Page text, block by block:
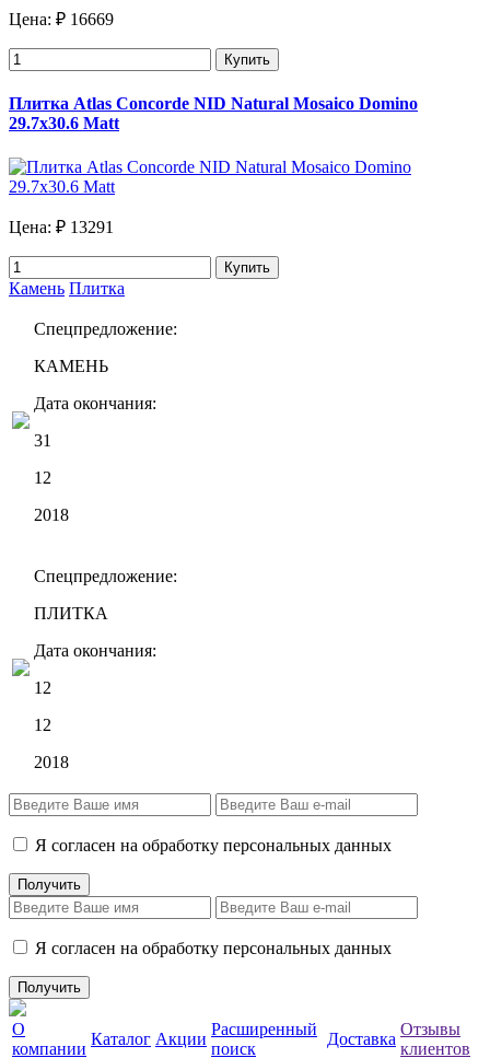
Цена: ₽ 16669
Купить
Плитка Atlas Concorde NID Natural Mosaico Domino
29.7x30.6 Matt
Цена: ₽ 13291
Купить
Камень Плитка
Спецпредложение:
КАМЕНЬ
Дата окончания:
31
12
2018
Спецпредложение:
ПЛИТКА
Дата окончания:
12
12
2018
Я согласен на обработку персональных данных
Я согласен на обработку персональных данных
О
компании
Каталог Акции
Расширенный
поиск
Доставка
Отзывы
клиентов